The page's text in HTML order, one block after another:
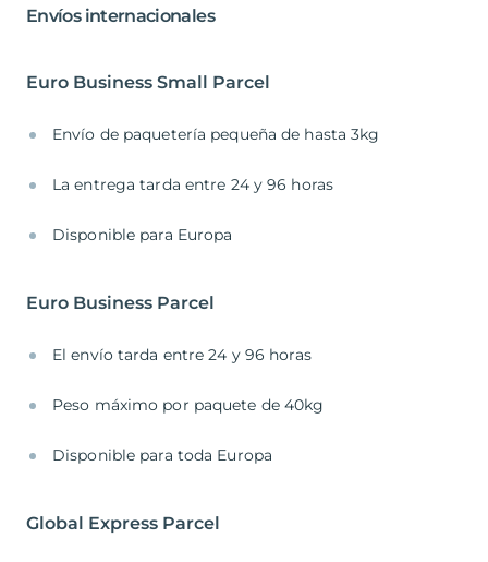
Envíos internacionales
Euro Business Small Parcel
Envío de paquetería pequeña de hasta 3kg
La entrega tarda entre 24 y 96 horas
Disponible para Europa
Euro Business Parcel
El envío tarda entre 24 y 96 horas
Peso máximo por paquete de 40kg
Disponible para toda Europa
Global Express Parcel